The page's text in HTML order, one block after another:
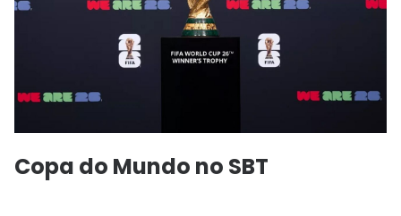
Copa do Mundo no SBT